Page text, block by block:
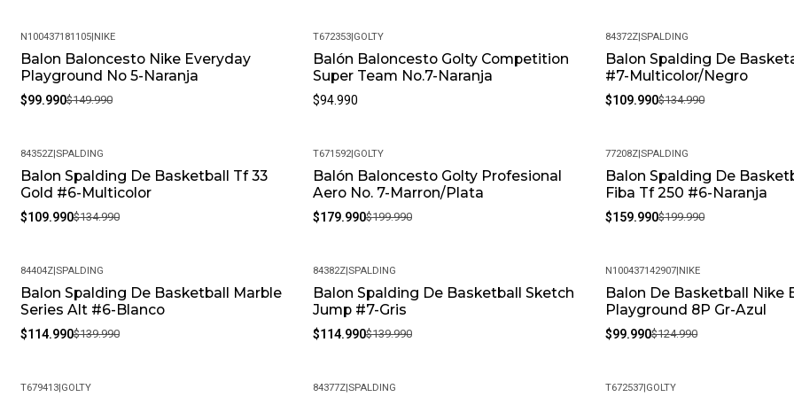
que la talla puede variar.
encuentre en perfectas
Política de Devoluciones: Si
ofrecemos una política de
¿Cómo debo cuidar mis
condiciones, recomendamos
químicos fuertes.
-33%
N100437181105|NIKE
Balon Baloncesto Nike Everyday
Playground No 5-Naranja
$99.990$149.990
T672353|GOLTY
Balón Baloncesto Golty Competition
Super Team No.7-Naranja
$94.990
-19%
84372Z|SPALDING
Balon Spalding De
#7-Multicolor/Negro
$109.990$134.990
-19%
84352Z|SPALDING
Balon Spalding De Basketball Tf 33
Gold #6-Multicolor
$109.990$134.990
-10%
T671592|GOLTY
Balón Baloncesto Golty Profesional
Aero No. 7-Marron/Plata
$179.990$199.990
-20%
77208Z|SPALDING
Balon Spalding De
Fiba Tf 250 #6-Naranja
$159.990$199.990
-18%
84404Z|SPALDING
Balon Spalding De Basketball Marble
Series Alt #6-Blanco
$114.990$139.990
-18%
84382Z|SPALDING
Balon Spalding De Basketball Sketch
Jump #7-Gris
$114.990$139.990
-20%
N100437142907|NIKE
Balon De Basketball Nike
Playground 8P Gr-Azul
$99.990$124.990
T679413|GOLTY 84377Z|SPALDING T672537|GOLTY